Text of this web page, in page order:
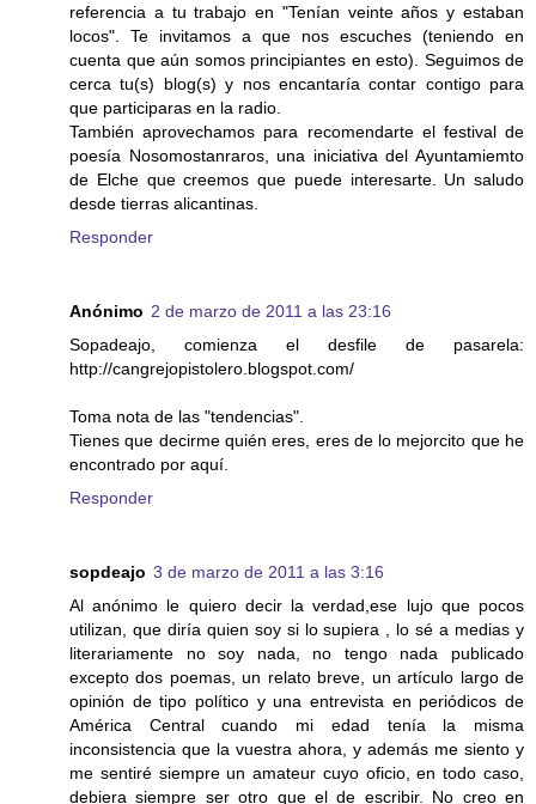
referencia a tu trabajo en "Tenían veinte años y estaban
locos". Te invitamos a que nos escuches (teniendo en
cuenta que aún somos principiantes en esto). Seguimos de
cerca tu(s) blog(s) y nos encantaría contar contigo para
que participaras en la radio.
También aprovechamos para recomendarte el festival de
poesía Nosomostanraros, una iniciativa del Ayuntamiemto
de Elche que creemos que puede interesarte. Un saludo
desde tierras alicantinas.
Responder
Anónimo 2 de marzo de 2011 a las 23:16
Sopadeajo, comienza el desfile de pasarela:
http://cangrejopistolero.blogspot.com/
Toma nota de las "tendencias".
Tienes que decirme quién eres, eres de lo mejorcito que he
encontrado por aquí.
Responder
sopdeajo 3 de marzo de 2011 a las 3:16
Al anónimo le quiero decir la verdad,ese lujo que pocos
utilizan, que diría quien soy si lo supiera , lo sé a medias y
literariamente no soy nada, no tengo nada publicado
excepto dos poemas, un relato breve, un artículo largo de
opinión de tipo político y una entrevista en periódicos de
América Central cuando mi edad tenía la misma
inconsistencia que la vuestra ahora, y además me siento y
me sentiré siempre un amateur cuyo oficio, en todo caso,
debiera siempre ser otro que el de escribir. No creo en